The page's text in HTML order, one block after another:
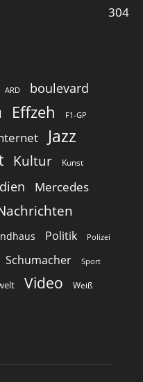
304
ARD boulevard
Effzeh F1-GP
Jazz
Kultur Kunst
Mercedes
Politik Polizei
Schumacher Sport
Video Weiß